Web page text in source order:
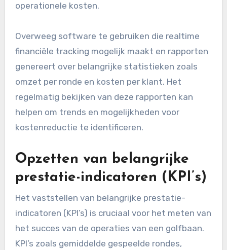
operationele kosten.
Overweeg software te gebruiken die realtime
financiële tracking mogelijk maakt en rapporten
genereert over belangrijke statistieken zoals
omzet per ronde en kosten per klant. Het
regelmatig bekijken van deze rapporten kan
helpen om trends en mogelijkheden voor
kostenreductie te identificeren.
Opzetten van belangrijke
prestatie-indicatoren (KPI’s)
Het vaststellen van belangrijke prestatie-
indicatoren (KPI’s) is cruciaal voor het meten van
het succes van de operaties van een golfbaan.
KPI’s zoals gemiddelde gespeelde rondes,